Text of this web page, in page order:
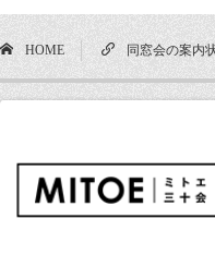
HOME 同窓会の案内